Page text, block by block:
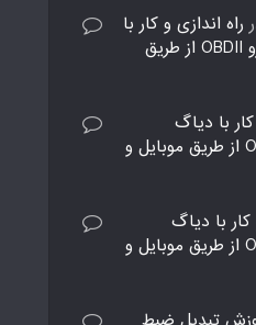
راه اندازی و کار با
دیاگ ELM327 خودرو OBDII از طریق
با دیاگ
ELM327 خودرو OBDII از طریق موبایل و
کار با دیاگ
ELM327 خودرو OBDII از طریق موبایل و